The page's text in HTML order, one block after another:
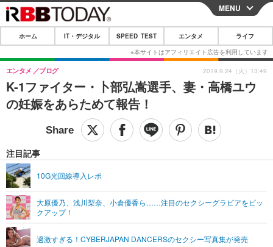
CLOSE
ホーム
IT・デジタル
IT・デジタルTOP スマートフォン
ネタ
ショッピング その他
SPEED TEST
エンタメTOP 映画・ドラマ
グラビア
ショッピング その他
ライフTOP
その他
リリース一覧
プッシュ通知の停止方法
MENU
ホーム IT・デジタル SPEED TEST エンタメ ライフ
K-1ファイター・卜部弘嵩選手、妻・高橋ユウ
の妊娠をあらためて報告！
エンタメ ブログ
注目記事
10G光回線導入レポ
大原優乃、浅川梨奈、小倉優香ら……注目のセクシーグラビアをピッ
クアップ！
過激すぎる！CYBERJAPAN DANCERSのセクシー写真集が発売
2019.9.24（火）13:49